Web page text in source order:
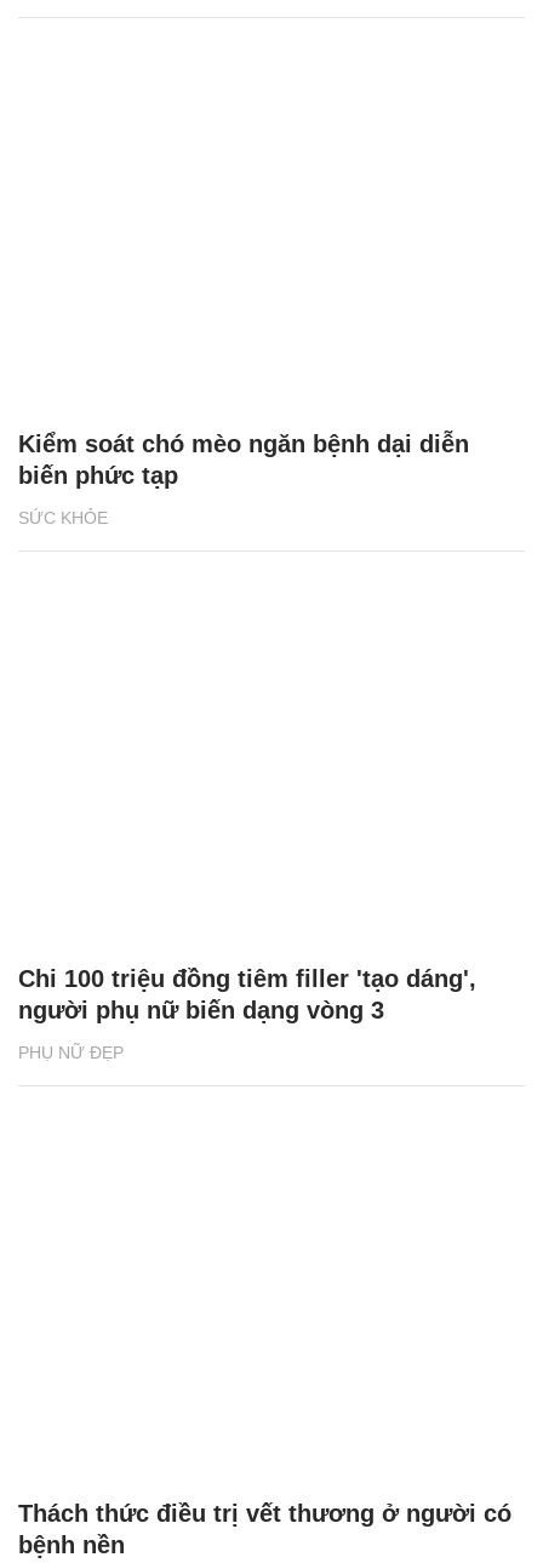
SỨC KHỎE
Kiểm soát chó mèo ngăn bệnh dại diễn
biến phức tạp
PHỤ NỮ ĐẸP
Chi 100 triệu đồng tiêm filler 'tạo dáng',
người phụ nữ biến dạng vòng 3
Thách thức điều trị vết thương ở người có
bệnh nền